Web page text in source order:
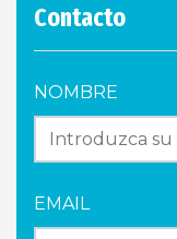
Contacto
NOMBRE
EMAIL